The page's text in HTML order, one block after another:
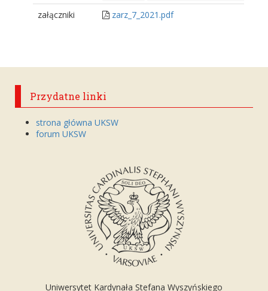
załączniki zarz_7_2021.pdf
Przydatne linki
strona główna UKSW
forum UKSW
Uniwersytet Kardynała Stefana Wyszyńskiego